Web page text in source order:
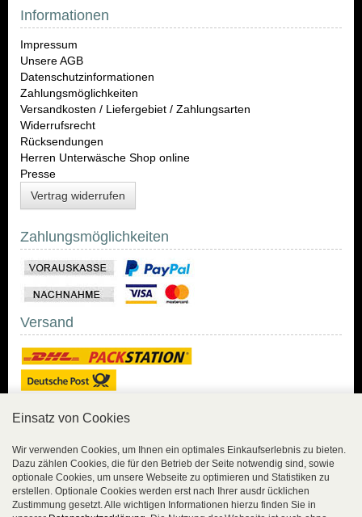
Informationen
Impressum
Unsere AGB
Datenschutzinformationen
Zahlungsmöglichkeiten
Versandkosten / Liefergebiet / Zahlungsarten
Widerrufsrecht
Rücksendungen
Herren Unterwäsche Shop online
Presse
Vertrag widerrufen
Zahlungsmöglichkeiten
Versand
Sicher Einkaufen mit
Trusted Shops und
Geld-zurück-Garantie.
Einsatz von Cookies
Wir verwenden Cookies, um Ihnen ein optimales Einkaufserlebnis zu bieten.
Dazu zählen Cookies, die für den Betrieb der Seite notwendig sind, sowie
optionale Cookies, um unsere Webseite zu optimieren und Statistiken zu
erstellen. Optionale Cookies werden erst nach Ihrer ausdr ücklichen
Zustimmung gesetzt. Alle wichtigen Informationen hierzu finden Sie in